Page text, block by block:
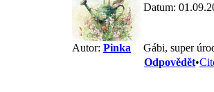
Autor: Pinka
Datum:
Gábi, super
Odpovědět•